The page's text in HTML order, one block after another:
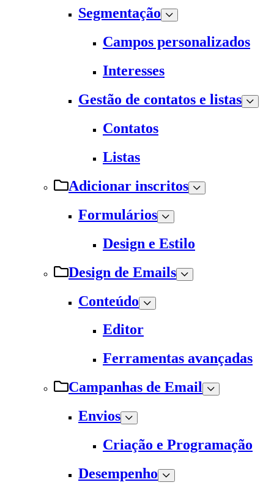
Segmentação
Campos personalizados
Interesses
Gestão de contatos e listas
Contatos
Listas
Adicionar inscritos
Formulários
Design e Estilo
Design de Emails
Conteúdo
Editor
Ferramentas avançadas
Campanhas de Email
Envios
Criação e Programação
Desempenho